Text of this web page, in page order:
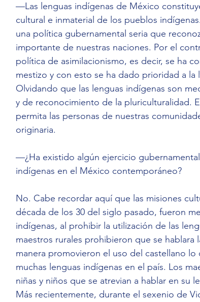
—Las lenguas indígenas de México
cultural e inmaterial de los pueblos
una política gubernamental seria que
importante de nuestras naciones. Por el
política de asimilacionismo, es decir, se ha
mestizo y con esto se ha dado prioridad a la
Olvidando que las lenguas indígenas son
y de reconocimiento de la pluriculturalidad.
permita las personas de nuestras
originaria.
—¿Ha existido algún ejercicio
indígenas en el México contemporáneo?
No. Cabe recordar aquí que las misiones
década de los 30 del siglo pasado, fueron
indígenas, al prohibir la utilización de las
maestros rurales prohibieron que se hablara
manera promovieron el uso del castellano
muchas lenguas indígenas en el país. Los
niñas y niños que se atrevian a hablar en su
Más recientemente, durante el sexenio de